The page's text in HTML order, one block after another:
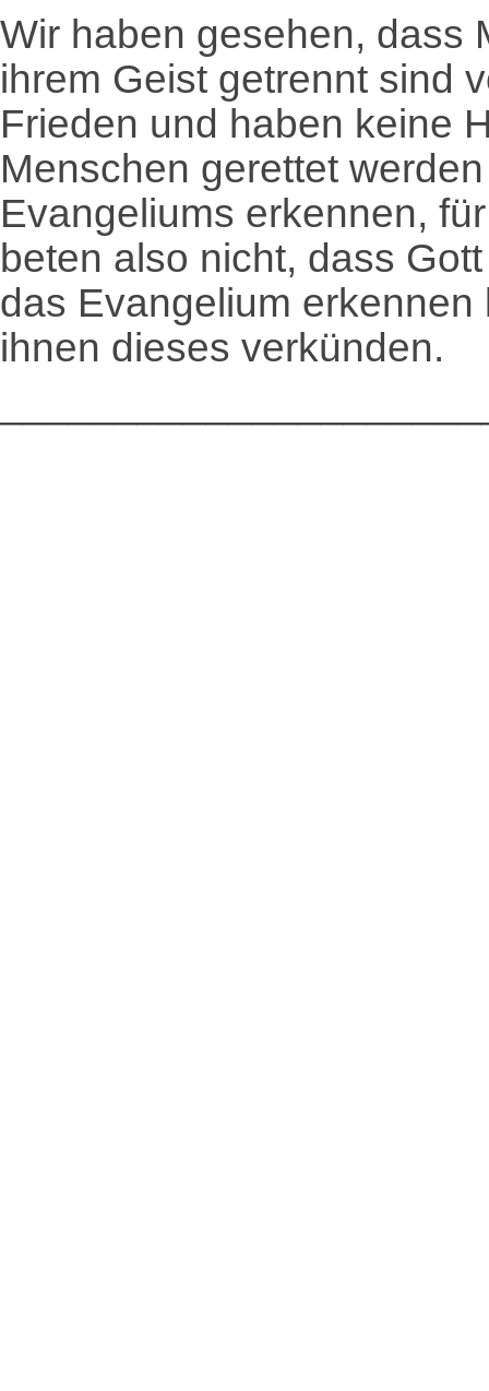
Wir haben gesehen, dass
ihrem Geist getrennt sind
Frieden und haben keine
Menschen gerettet
Evangeliums erkennen,
beten also nicht, dass
das Evangelium
ihnen dieses verkünden.